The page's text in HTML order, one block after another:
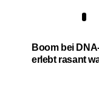
Boom bei
erlebt rasant